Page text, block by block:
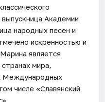
Академии
народных песен и
искренностью и
является
мира,
Международных
числе «Славянский